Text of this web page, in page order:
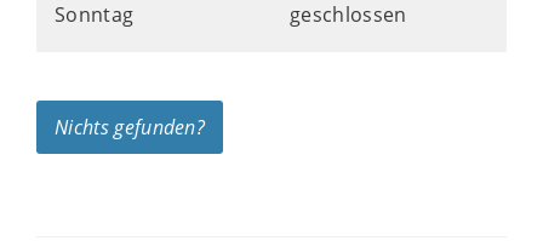
Sonntag
geschlossen
Nichts gefunden?